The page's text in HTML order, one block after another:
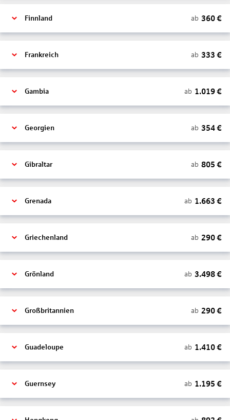
Finnland ab 360€
Frankreich ab 333 €
Gambia ab 1.019€
Georgien ab 354€
Gibraltar ab 805 €
Grenada ab 1.663 €
Griechenland ab 290€
Grönland ab 3.498€
Großbritannien ab 290€
Guadeloupe ab 1.410€
Guernsey ab 1.195 €